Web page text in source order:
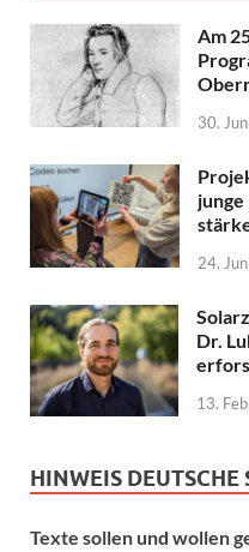
Am
30.
24.
Dr.
13.
HINWEIS DEUTSCHE
Texte sollen und wollen